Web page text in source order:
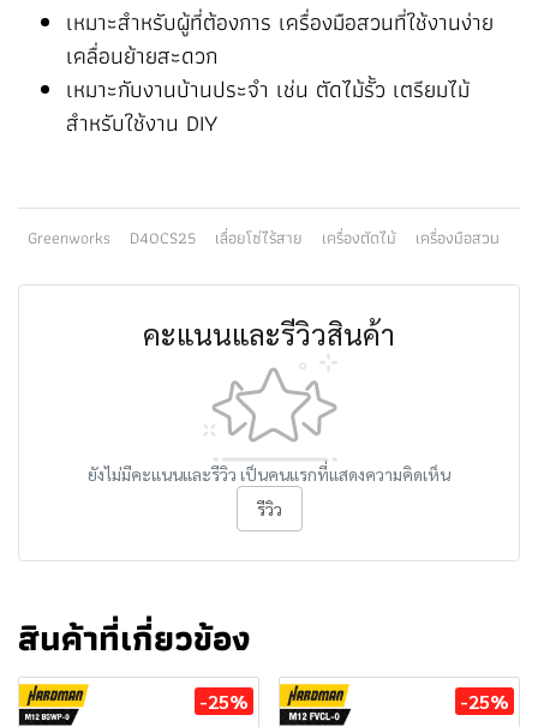
เหมาะสำหรับผู้ที่ต้องการ เครื่องมือสวนที่ใช้งานง่าย
เคลื่อนย้ายสะดวก
เหมาะกับงานบ้านประจำ เช่น ตัดไม้รั้ว เตรียมไม้
สำหรับใช้งาน DIY
Greenworks D40CS25 เลื่อยโซ่ไร้สาย เครื่องตัดไม้ เครื่องมือสวน
คะแนนและรีวิวสินค้า
ยังไม่มีคะแนนและรีวิว เป็นคนแรกที่แสดงความคิดเห็น
รีวิว
สินค้าที่เกี่ยวข้อง
-25% -25%